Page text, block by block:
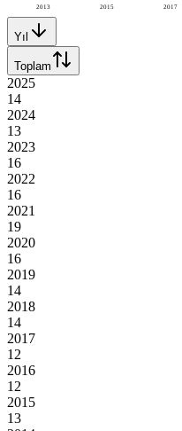
2013 2015 2017
Yıl
Toplam
2025
14
2024
13
2023
16
2022
16
2021
19
2020
16
2019
14
2018
14
2017
12
2016
12
2015
13